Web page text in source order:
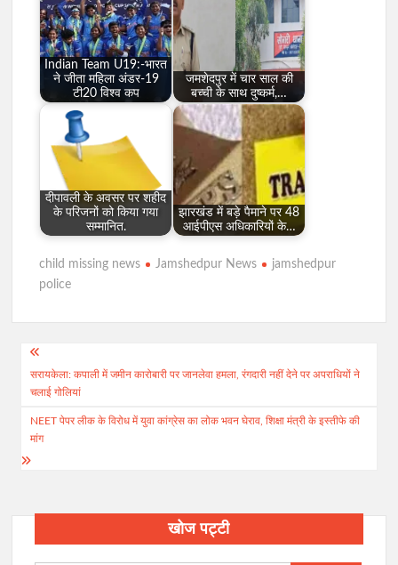
Indian Team U19:-भारत
ने जीता महिला अंडर-19
टी20 विश्व कप
जमशेदपुर में चार साल की
बच्ची के साथ दुष्कर्म,…
दीपावली के अवसर पर शहीद
के परिजनों को किया गया
सम्मानित.
झारखंड में बड़े पैमाने पर 48
आईपीएस अधिकारियों के…
child missing news Jamshedpur News
jamshedpur
police
Post
navigation
सरायकेला: कपाली में जमीन कारोबारी पर जानलेवा हमला, रंगदारी नहीं देने पर अपराधियों ने
चलाई गोलियां
NEET पेपर लीक के विरोध में युवा कांग्रेस का लोक भवन घेराव, शिक्षा मंत्री के इस्तीफे की
मांग
खोज पट्टी